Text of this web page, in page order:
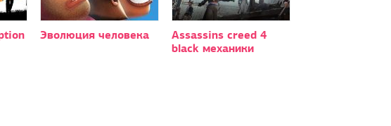
Эволюция человека
Assassins creed 4
black механики